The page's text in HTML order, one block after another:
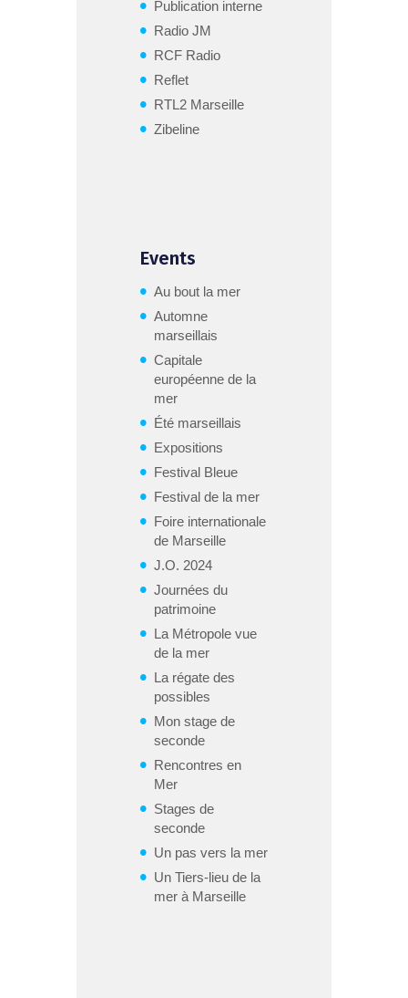
Publication interne
Radio JM
RCF Radio
Reflet
RTL2 Marseille
Zibeline
Events
Au bout la mer
Automne
marseillais
Capitale
européenne de la
mer
Été marseillais
Expositions
Festival Bleue
Festival de la mer
Foire internationale
de Marseille
J.O. 2024
Journées du
patrimoine
La Métropole vue
de la mer
La régate des
possibles
Mon stage de
seconde
Rencontres en
Mer
Stages de
seconde
Un pas vers la mer
Un Tiers-lieu de la
mer à Marseille